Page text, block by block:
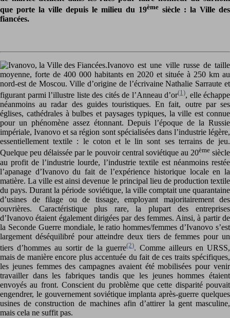
que porte la ville depuis le milieu du 19ème siècle : la Ville des
fiancées.
Ivanovo est une ville russe de taille
moyenne, forte de 400 000 habitants en 2020 et située à 250 km au
nord-est de Moscou. Ville d’origine de l’écrivaine Nathalie Sarraute et
figurant parmi l’illustre liste des cités de l’Anneau d’or(1), elle échappe
néanmoins au radar des guides touristiques. En fait, outre par ses
églises, cathédrales à bulbes et paysages typiques, la ville est connue
pour un phénomène assez étonnant. Depuis l’époque de la Russie
impériale, Ivanovo et sa région sont spécialisées dans l’industrie légère,
essentiellement textile : le coton et le lin sont ses terrains de jeu.
Quelque peu délaissée par le pouvoir central soviétique au 20èmesiècle
au profit de l’industrie lourde, l’industrie textile est néanmoins restée
l’apanage d’Ivanovo du fait de l’expérience historique locale en la
matière. La ville est ainsi devenue le principal lieu de production textile
du pays. Durant la période soviétique, la ville comptait une quarantaine
d’usines de filage ou de tissage, employant majoritairement des
ouvrières. Caractéristique plus rare, la plupart des entreprises
d’Ivanovo étaient également dirigées par des femmes. Ainsi, à partir de
la Seconde Guerre mondiale, le ratio hommes/femmes d’Ivanovo s’est
largement déséquilibré pour atteindre deux tiers de femmes pour un
tiers d’hommes au sortir de la guerre(2). Comme ailleurs en URSS,
mais de manière encore plus accentuée du fait de ces traits spécifiques,
les jeunes femmes des campagnes avaient été mobilisées pour venir
travailler dans les fabriques tandis que les jeunes hommes étaient
envoyés au front. Conscient du problème que cette disparité pouvait
engendrer, le gouvernement soviétique implanta après-guerre quelques
usines de construction de machines afin d’attirer la gent masculine,
mais cela ne suffit pas.